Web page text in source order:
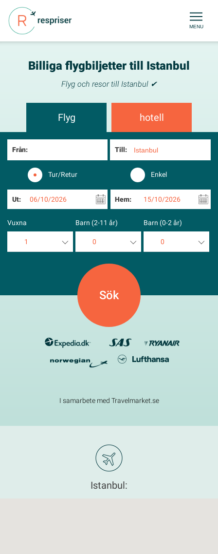
MENU
Billiga flygbiljetter till Istanbul
Flyg och resor till Istanbul ✔
Flyg hotell
Från: Till:
Tur/Retur Enkel
Ut: 06/10/2026 Hem: 15/10/2026
Vuxna
1
Barn (2-11 år)
0
5
Barn (0-2 år)
0
I samarbete med Travelmarket.se
Istanbul: